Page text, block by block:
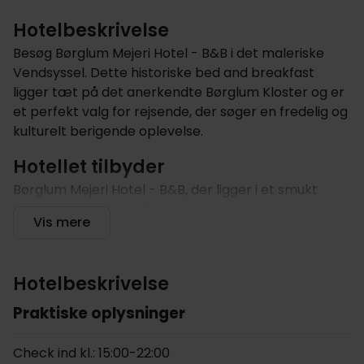
Hotelbeskrivelse
Besøg Børglum Mejeri Hotel - B&B i det maleriske
Vendsyssel. Dette historiske bed and breakfast
ligger tæt på det anerkendte Børglum Kloster og er
et perfekt valg for rejsende, der søger en fredelig og
kulturelt berigende oplevelse.
Hotellet tilbyder
Børglum Mejeri Hotel - B&B, der ligger i et smukt
atmosfære, der indfanger charmen ved det danske
betydningsfulde arkitektoniske og kulturelle sted og
de omkringliggende naturlandskaber. Hotellet ligger
8 km fra kysten, og er et ideelt udgangspunkt for
gæster, der er ivrige efter at opdage Nordjyllands
Vis mere
Hotelbeskrivelse
Praktiske oplysninger
Check ind kl.: 15:00-22:00